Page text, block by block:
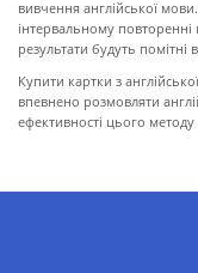
вивчення англійської
інтервальному
результати будуть
Купити картки з
впевнено розмовляти
ефективності цього